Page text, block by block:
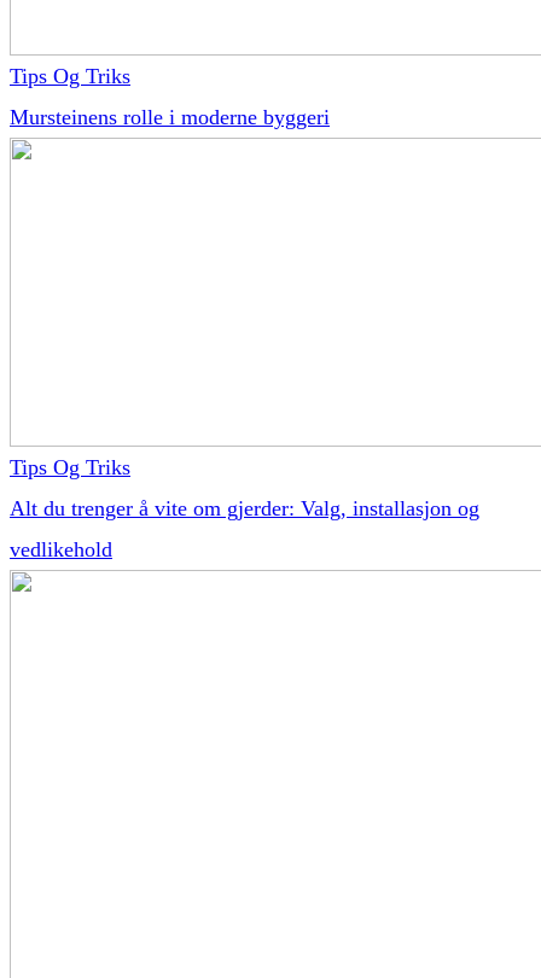
Tips Og Triks
Mursteinens rolle i moderne byggeri
Tips Og Triks
Alt du trenger å vite om gjerder: Valg, installasjon og
vedlikehold